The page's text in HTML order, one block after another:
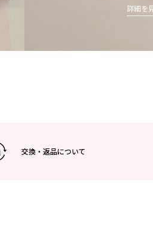
詳細を
交換・返品について